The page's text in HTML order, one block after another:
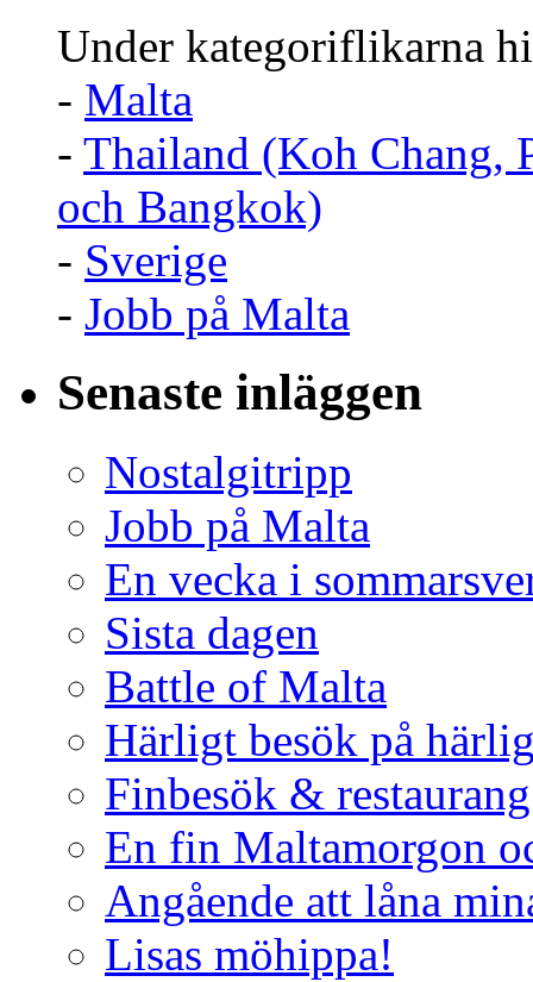
Under kategoriflikarna
- Malta
- Thailand (Koh Chang,
och Bangkok)
- Sverige
- Jobb på Malta
Senaste inläggen
Nostalgitripp
Jobb på Malta
En vecka i
Sista dagen
Battle of Malta
Härligt besök på
Finbesök &
En fin Maltamorgon
Angående att låna
Lisas möhippa!